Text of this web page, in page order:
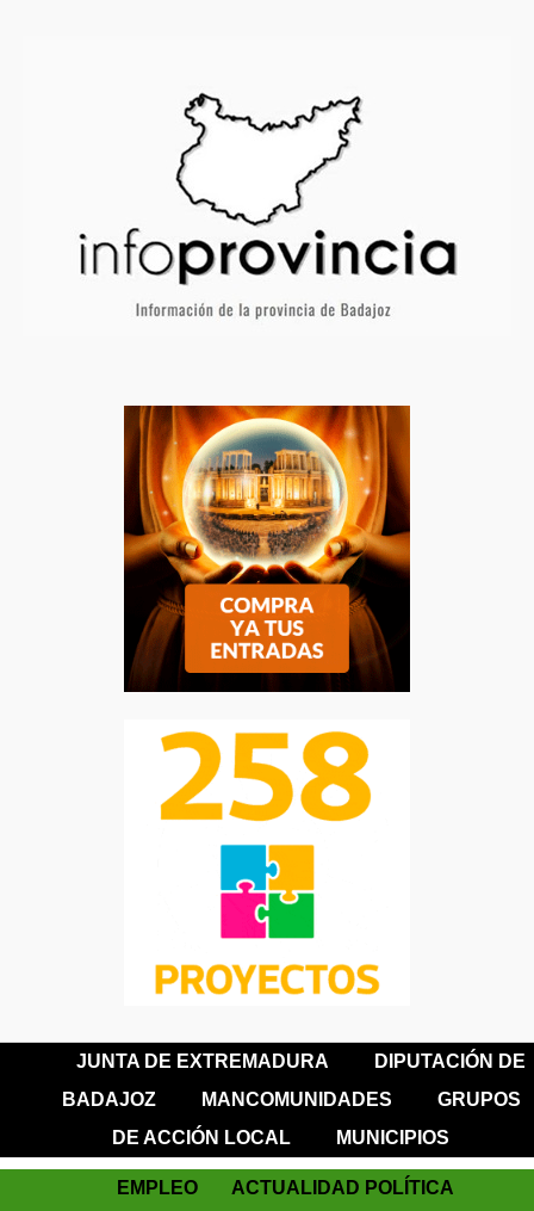
JUNTA DE EXTREMADURA
DIPUTACIÓN DE
BADAJOZ
MANCOMUNIDADES
GRUPOS
DE ACCIÓN LOCAL
MUNICIPIOS
EMPLEO
ACTUALIDAD POLÍTICA